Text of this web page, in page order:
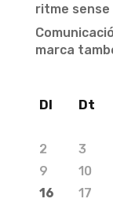
ritme
marca
Dl Dt
2
3
9
10
16
17